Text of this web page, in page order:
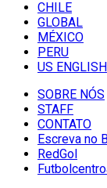
CHILE
GLOBAL
MÉXICO
PERU
US ENGLISH
SOBRE NÓS
STAFF
CONTATO
Escreva no
RedGol